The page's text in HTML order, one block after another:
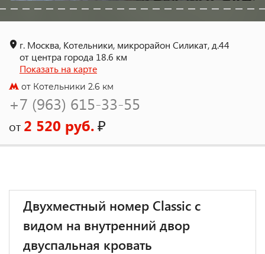
г. Москва, Котельники, микрорайон Силикат, д.44
от центра города 18.6 км
Показать на карте
от Котельники 2.6 км
+7 (963) 615-33-55
от 2 520 руб.₽
Двухместный номер Classic с
видом на внутренний двор
двуспальная кровать